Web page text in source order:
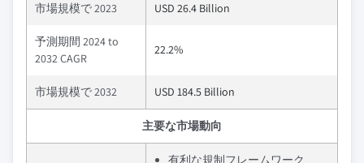
市場規模で 2023 USD 26.4 Billion
予測期間 2024 to
2032 CAGR
22.2%
市場規模で 2032 USD 184.5 Billion
主要な市場動向
有利な規制フレームワーク